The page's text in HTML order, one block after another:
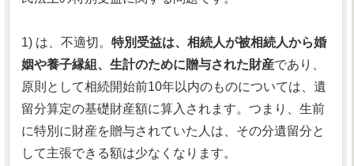
1) は、不適切。 特別受益は、相続人が被相続人から婚
姻や養子縁組、生計のために贈与された財産であり、
原則として相続開始前10年以内のものについては、遺
留分算定の基礎財産額に算入されます。つまり、生前
に特別に財産を贈与されていた人は、その分遺留分と
して主張できる額は少なくなります。